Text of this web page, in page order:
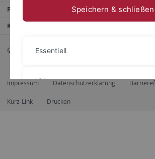
Portale
Kontaktinfo
© 2026 Eberhard Karls Universität Tübingen, Tübingen
Impressum Datenschutzerklärung
Kurz-Link Drucken
Speichern & schließen
Essentiell
Videos